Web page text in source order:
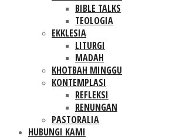
BIBLE TALKS
TEOLOGIA
EKKLESIA
LITURGI
MADAH
KHOTBAH MINGGU
KONTEMPLASI
REFLEKSI
RENUNGAN
PASTORALIA
HUBUNGI KAMI